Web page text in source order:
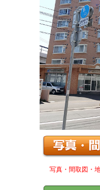
写真・間取図・